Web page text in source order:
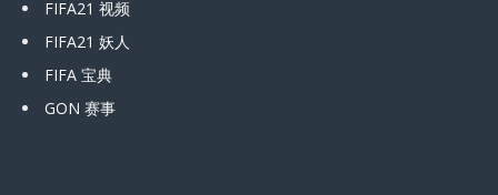
FIFA21 视频
FIFA21 妖人
FIFA 宝典
GON 赛事